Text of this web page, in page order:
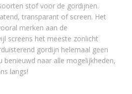
stof voor de gordijnen.
transparant of screen. Het
merken aan de
screens het meeste zonlicht
gordijn helemaal geen
benieuwd naar alle mogelijkheden,
langs!